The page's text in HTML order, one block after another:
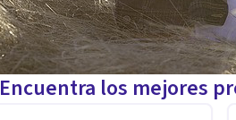
Encuentra los mejores